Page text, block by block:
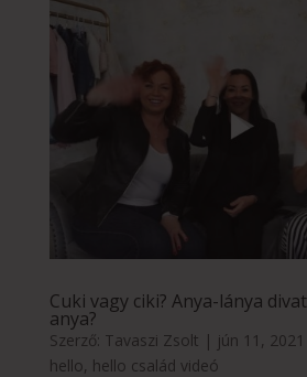
Cuki vagy ciki? Anya-lánya
anya?
Szerző: Tavaszi Zsolt | jún 11, 2021
hello, hello család videó